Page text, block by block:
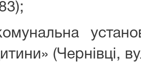
(Чернівці,